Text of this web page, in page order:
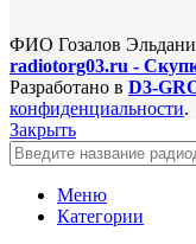
ФИО Гозалов
radiotorg03.ru -
Разработано в D3-
конфиденциальности.
Закрыть
Меню
Категории